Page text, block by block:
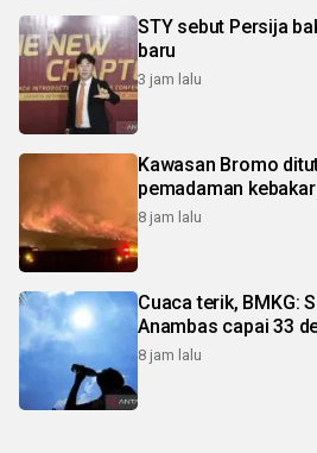
STY sebut Persija
baru
3 jam lalu
Kawasan Bromo
pemadaman
8 jam lalu
Cuaca terik, BMKG:
Anambas capai 33
8 jam lalu